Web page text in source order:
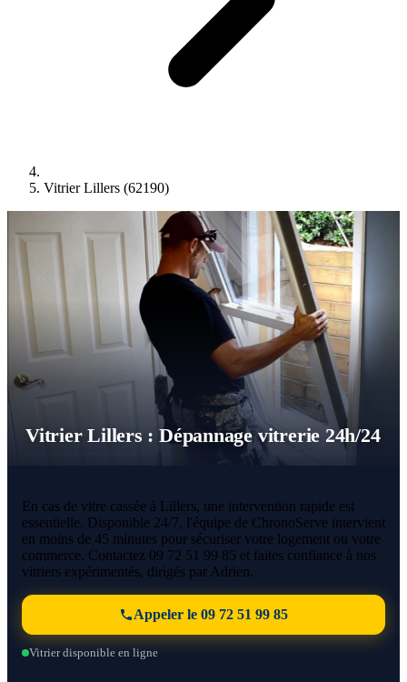
Vitrier Lillers (62190)
Vitrier Lillers : Dépannage vitrerie 24h/24
En cas de vitre cassée à Lillers, une intervention rapide est
essentielle. Disponible 24/7, l'équipe de ChronoServe intervient
en moins de 45 minutes pour sécuriser votre logement ou votre
commerce. Contactez 09 72 51 99 85 et faites confiance à nos
vitriers expérimentés, dirigés par Adrien.
Appeler le 09 72 51 99 85
Vitrier disponible en ligne